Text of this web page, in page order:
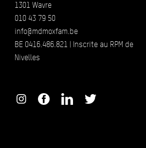
1301 Wavre
010 43 79 50
info@mdmoxfam.be
BE 0416.486.821 | Inscrite au RPM de
Nivelles